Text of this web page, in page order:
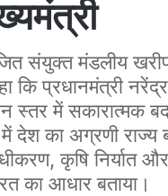
संयुक्त मंडलीय
कि प्रधानमंत्री
में सकारात्मक
में देश का अग्रणी
कृषि निर्यात
का आधार बताया।